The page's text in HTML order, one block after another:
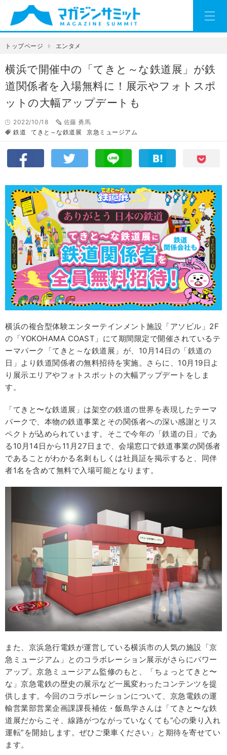
トップページ エンタメ
横浜で開催中の「てきと～な鉄道展」が鉄
道関係者を入場無料に！展示やフォトスポ
ットの大幅アップデートも
2022/10/18
佐藤 勇馬
鉄道
てきと～な鉄道展 京急ミュージアム
横浜の複合型体験エンターテインメント施設「アソビル」2F
の「YOKOHAMA COAST」にて期間限定で開催されているテ
ーマパーク「てきと～な鉄道展」が、10月14日の「鉄道の
日」より鉄道関係者の無料招待を実施。さらに、10月19日よ
り展示エリアやフォトスポットの大幅アップデートをしま
す。
「てきと〜な鉄道展」は架空の鉄道の世界を表現したテーマ
パークで、本物の鉄道事業とその関係者への深い感謝とリス
ペクトが込められています。そこで今年の「鉄道の日」であ
る10月14日から11月27日まで、会場窓口で鉄道事業の関係者
であることがわかる名刺もしくは社員証を掲示すると、同伴
者1名を含めて無料で入場可能となります。
また、京浜急行電鉄が運営している横浜市の人気の施設「京
急ミュージアム」とのコラボレーション展示がさらにパワー
アップ。京急ミュージアム監修のもと、「ちょっとてきと〜
な」京急電鉄の歴史の展示など一風変わったコンテンツを提
供します。今回のコラボレーションについて、京急電鉄の運
輸営業部営業企画課課長補佐・飯島学さんは「てきと〜な鉄
道展だからこそ、線路がつながっていなくても”心の乗り入れ
運転”を開始します。ぜひご乗車ください」と期待を寄せてい
ます。